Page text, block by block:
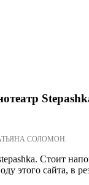
СОЛОМОН.
Стоит
этого сайта, в